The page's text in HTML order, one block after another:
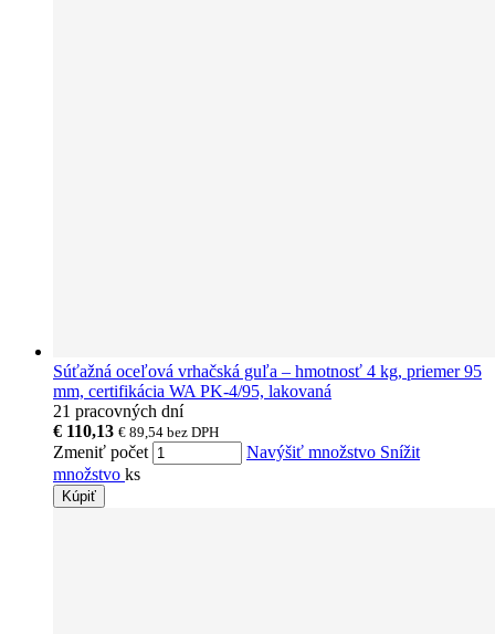
Súťažná oceľová vrhačská guľa – hmotnosť 4 kg, priemer 95
mm, certifikácia WA PK-4/95, lakovaná
21 pracovných dní
€ 110,13 € 89,54 bez DPH
Zmeniť počet Navýšiť množstvo Snížit
množstvo ks
Kúpiť